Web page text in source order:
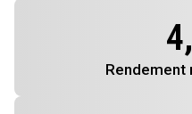
Rendement